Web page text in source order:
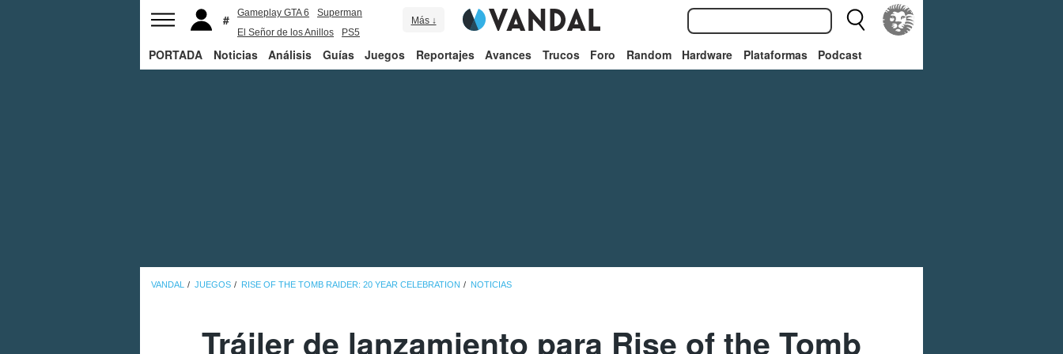
Gameplay GTA 6
Superman
El Señor de los Anillos
PS5
Más ↓
PORTADA Noticias Análisis Guías Juegos Reportajes Avances Trucos Foro Random Hardware Plataformas Podcast
VANDAL JUEGOS RISE OF THE TOMB RAIDER: 20 YEAR CELEBRATION NOTICIAS
Tráiler de lanzamiento para Rise of the Tomb